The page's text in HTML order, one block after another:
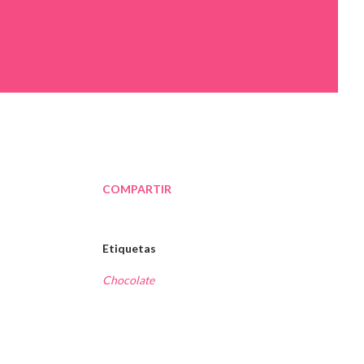
COMPARTIR
Etiquetas
Chocolate